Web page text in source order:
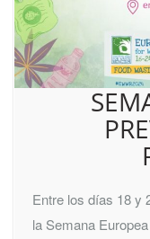
Entre los días 18 y
la Semana